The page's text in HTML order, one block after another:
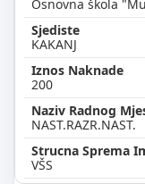
Osnovna škola
KAKANJ
200
NAST.RAZR.NAST.
VŠS